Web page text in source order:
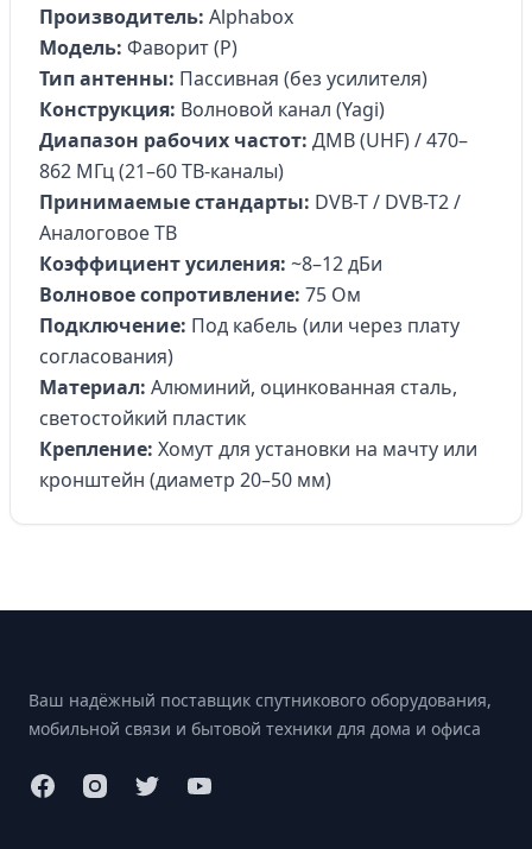
Производитель: Alphabox
Модель: Фаворит (Р)
Тип антенны: Пассивная (без усилителя)
Конструкция: Волновой канал (Yagi)
Диапазон рабочих частот: ДМВ (UHF) / 470–
862 МГц (21–60 ТВ-каналы)
Принимаемые стандарты: DVB-T / DVB-T2 /
Аналоговое ТВ
Коэффициент усиления: ~8–12 дБи
Волновое сопротивление: 75 Ом
Подключение: Под кабель (или через плату
согласования)
Материал: Алюминий, оцинкованная сталь,
светостойкий пластик
Крепление: Хомут для установки на мачту или
кронштейн (диаметр 20–50 мм)
Ваш надёжный поставщик спутникового оборудования,
мобильной связи и бытовой техники для дома и офиса